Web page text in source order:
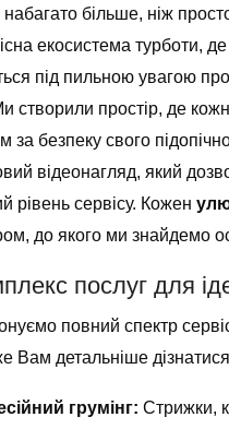
більше, ніж
екосистема турботи,
під пильною увагою
створили простір, де
за безпеку свого
відеонагляд, який
рівень сервісу. Кожен
до якого ми знайдемо
послуг для
повний спектр
Вам детальніше
грумінг: Стрижки,